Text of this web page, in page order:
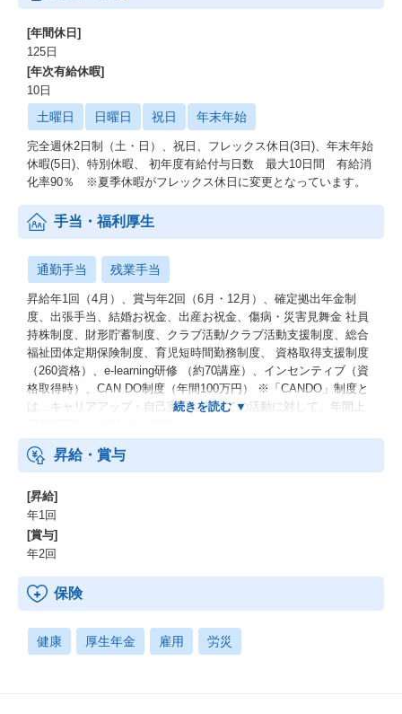
[年間休日]
125日
[年次有給休暇]
10日
土曜日 日曜日 祝日 年末年始
完全週休2日制（土・日）、祝日、フレックス休日(3日)、年末年始
休暇(5日)、特別休暇、 初年度有給付与日数 最大10日間 有給消
化率90％ ※夏季休暇がフレックス休日に変更となっています。
手当・福利厚生
通勤手当 残業手当
昇給年1回（4月）、賞与年2回（6月・12月）、確定拠出年金制
度、出張手当、結婚お祝金、出産お祝金、傷病・災害見舞金 社員
持株制度、財形貯蓄制度、クラブ活動/クラブ活動支援制度、総合
福祉団体定期保険制度、育児短時間勤務制度、 資格取得支援制度
（260資格）、e-learning研修 （約70講座）、インセンティブ（資
格取得時）、CAN DO制度（年間100万円） ※「CANDO」制度と
は…キャリアアップ・自己実現に向けての活動に対して、年間上
昇給・賞与
[昇給]
年1回
[賞与]
年2回
保険
健康 厚生年金 雇用 労災